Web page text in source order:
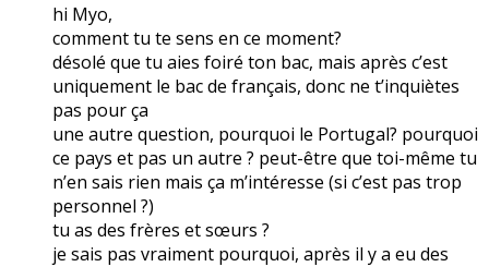
hi Myo,
comment tu te sens en ce moment?
désolé que tu aies foiré ton bac, mais après c’est
uniquement le bac de français, donc ne t’inquiètes
pas pour ça
une autre question, pourquoi le Portugal? pourquoi
ce pays et pas un autre ? peut-être que toi-même tu
n’en sais rien mais ça m’intéresse (si c’est pas trop
personnel ?)
tu as des frères et sœurs ?
je sais pas vraiment pourquoi, après il y a eu des